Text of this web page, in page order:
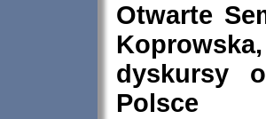
Otwarte
dyskursy
Polsce